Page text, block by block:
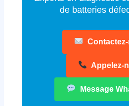
de batteries
Appelez-
Message